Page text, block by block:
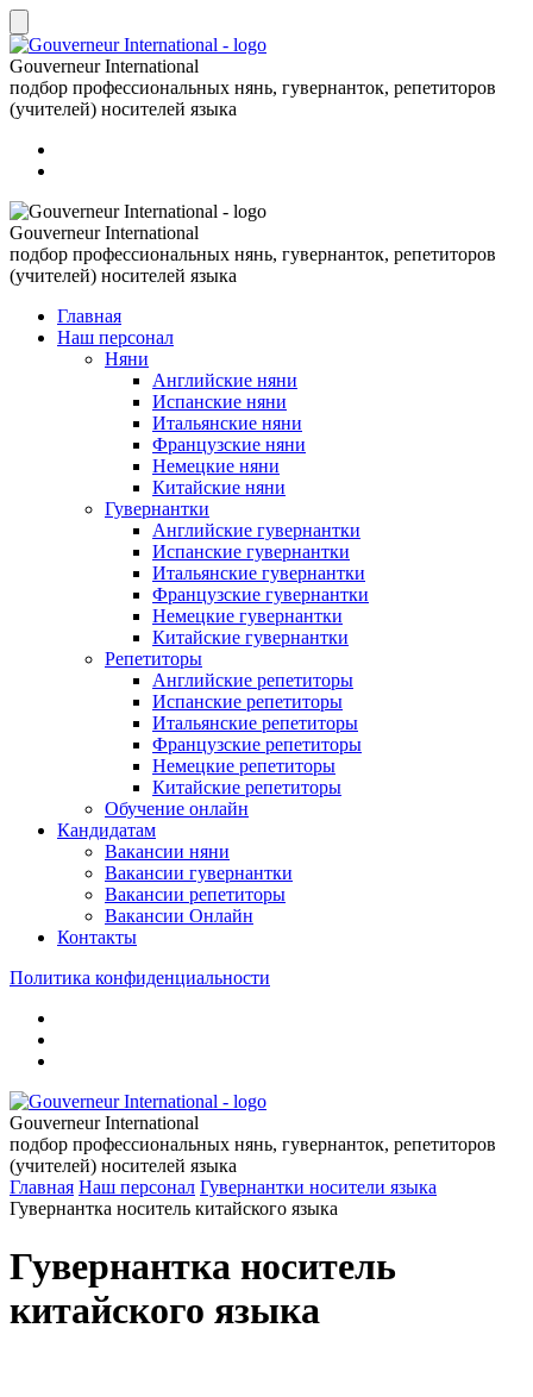
Gouverneur International
подбор профессиональных нянь, гувернанток, репетиторов
(учителей) носителей языка
Gouverneur International
подбор профессиональных нянь, гувернанток, репетиторов
(учителей) носителей языка
Главная
Наш персонал
Няни
Английские няни
Испанские няни
Итальянские няни
Французские няни
Немецкие няни
Китайские няни
Гувернантки
Английские гувернантки
Испанские гувернантки
Итальянские гувернантки
Французские гувернантки
Немецкие гувернантки
Китайские гувернантки
Репетиторы
Английские репетиторы
Испанские репетиторы
Итальянские репетиторы
Французские репетиторы
Немецкие репетиторы
Китайские репетиторы
Обучение онлайн
Кандидатам
Вакансии няни
Вакансии гувернантки
Вакансии репетиторы
Вакансии Онлайн
Контакты
Политика конфиденциальности
Gouverneur International
подбор профессиональных нянь, гувернанток, репетиторов
(учителей) носителей языка
Главная Наш персонал Гувернантки носители языка
Гувернантка носитель китайского языка
Гувернантка носитель
китайского языка